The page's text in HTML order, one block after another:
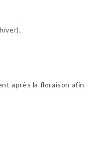
après la floraison